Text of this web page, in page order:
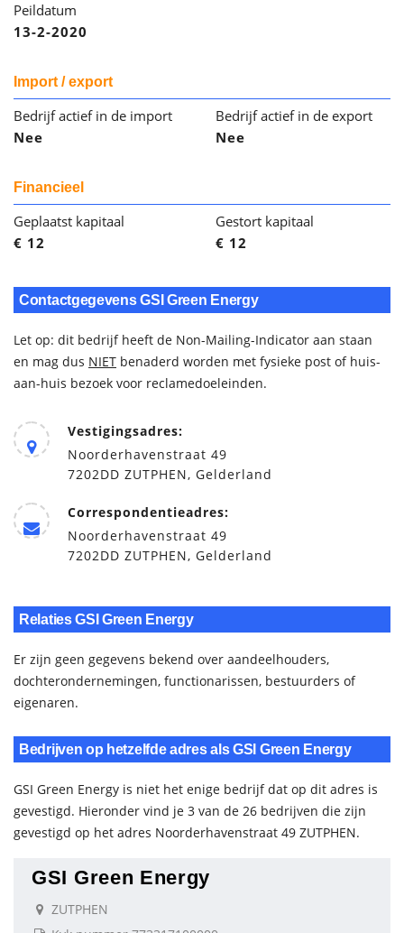
Peildatum
13-2-2020
Import / export
Bedrijf actief in de import
Nee
Bedrijf actief in de export
Nee
Financieel
Geplaatst kapitaal
€ 12
Gestort kapitaal
€ 12
Contactgegevens GSI Green Energy
Let op: dit bedrijf heeft de Non-Mailing-Indicator aan staan
en mag dus NIET benaderd worden met fysieke post of huis-
aan-huis bezoek voor reclamedoeleinden.
Vestigingsadres:
Noorderhavenstraat 49
7202DD ZUTPHEN, Gelderland
Correspondentieadres:
Noorderhavenstraat 49
7202DD ZUTPHEN, Gelderland
Relaties GSI Green Energy
Er zijn geen gegevens bekend over aandeelhouders,
dochterondernemingen, functionarissen, bestuurders of
eigenaren.
Bedrijven op hetzelfde adres als GSI Green Energy
GSI Green Energy is niet het enige bedrijf dat op dit adres is
gevestigd. Hieronder vind je 3 van de 26 bedrijven die zijn
gevestigd op het adres Noorderhavenstraat 49 ZUTPHEN.
GSI Green Energy
ZUTPHEN